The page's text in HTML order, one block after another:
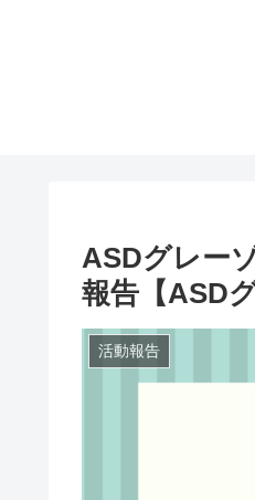
ASDグレー
報告【ASD
活動報告